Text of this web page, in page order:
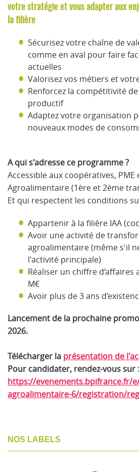
votre stratégie et vous adapter aux
la filière
Sécurisez votre chaîne de
comme en aval pour faire
actuelles
Valorisez vos métiers et
Renforcez la compétitivité
productif
Adaptez votre organisation
nouveaux modes de
A qui s'adresse ce programme ?
Accessible aux coopératives, PME
Agroalimentaire (1ère et 2ème
Et qui respectent les conditions
Appartenir à la filière IAA
Avoir une activité de
agroalimentaire (même s'il
l'activité principale)
Réaliser un chiffre
M€
Avoir plus de 3 ans
Lancement de la prochaine
2026.
Télécharger la présentation de
Pour candidater, rendez-vous sur :
https://evenements.bpifrance.fr/
agroalimentaire-6/registration/
NOS LABELS